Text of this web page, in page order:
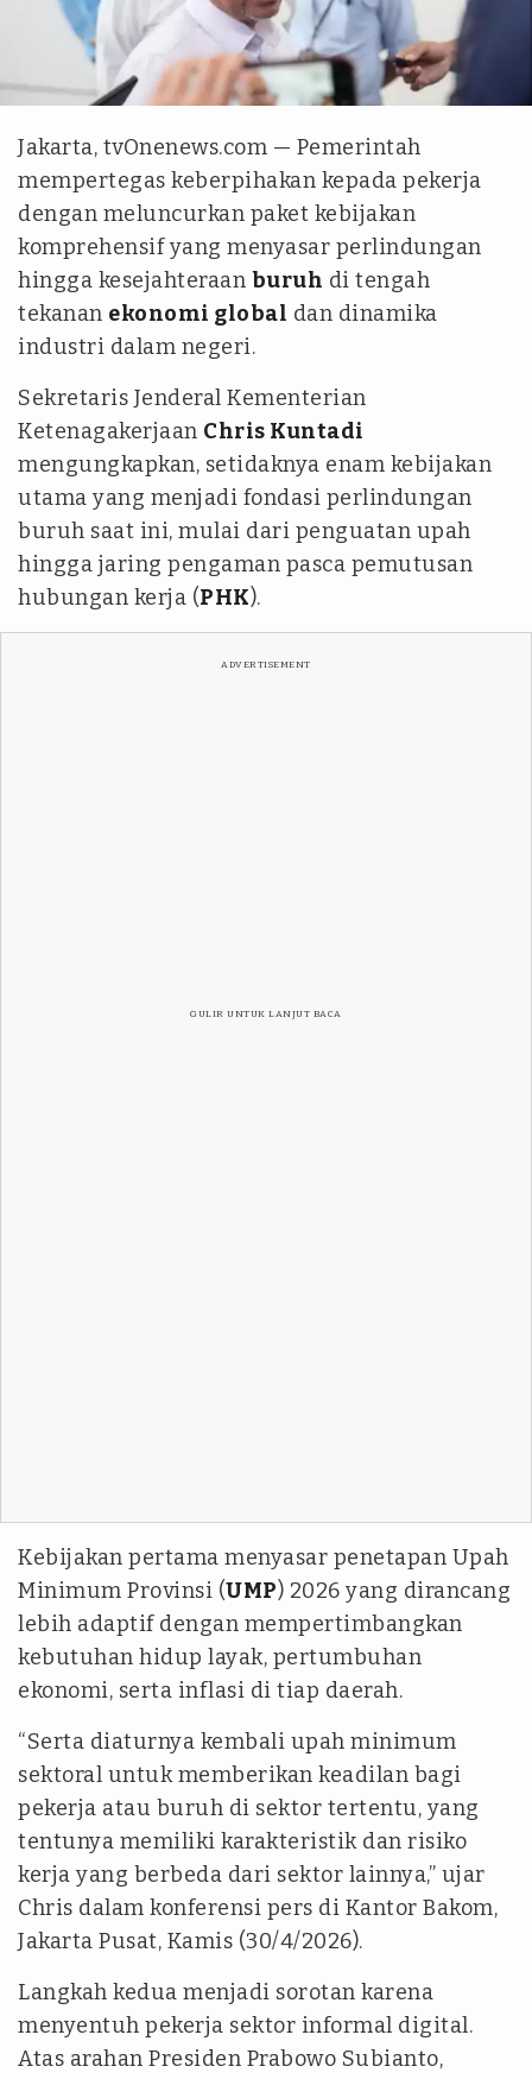
Dok.Bakom
Jakarta, tvOnenews.com — Pemerintah
mempertegas keberpihakan kepada pekerja
dengan meluncurkan paket kebijakan
komprehensif yang menyasar perlindungan
hingga kesejahteraan buruh di tengah
tekanan ekonomi global dan dinamika
industri dalam negeri.
Sekretaris Jenderal Kementerian
Ketenagakerjaan Chris Kuntadi
mengungkapkan, setidaknya enam kebijakan
utama yang menjadi fondasi perlindungan
buruh saat ini, mulai dari penguatan upah
hingga jaring pengaman pasca pemutusan
hubungan kerja (PHK).
ADVERTISEMENT
GULIR UNTUK LANJUT BACA
Kebijakan pertama menyasar penetapan Upah
Minimum Provinsi (UMP) 2026 yang dirancang
lebih adaptif dengan mempertimbangkan
kebutuhan hidup layak, pertumbuhan
ekonomi, serta inflasi di tiap daerah.
“Serta diaturnya kembali upah minimum
sektoral untuk memberikan keadilan bagi
pekerja atau buruh di sektor tertentu, yang
tentunya memiliki karakteristik dan risiko
kerja yang berbeda dari sektor lainnya,” ujar
Chris dalam konferensi pers di Kantor Bakom,
Jakarta Pusat, Kamis (30/4/2026).
Langkah kedua menjadi sorotan karena
menyentuh pekerja sektor informal digital.
Atas arahan Presiden Prabowo Subianto,